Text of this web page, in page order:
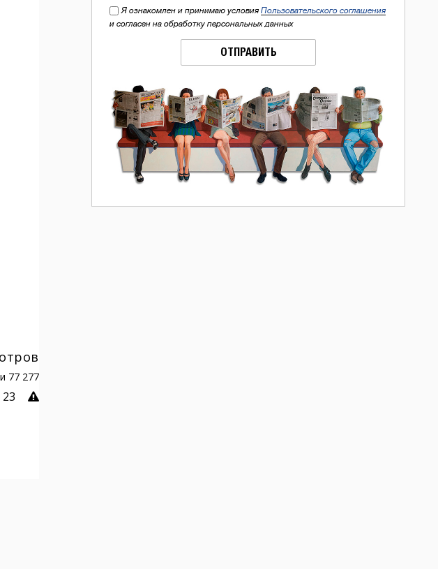
Я ознакомлен и принимаю условия Пользовательского соглашения
и согласен на обработку персональных данных
ОТПРАВИТЬ